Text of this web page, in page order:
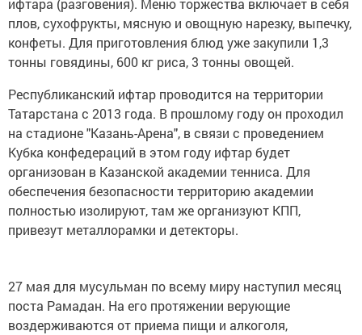
ифтара (разговения). Меню торжества включает в себя
плов, сухофрукты, мясную и овощную нарезку, выпечку,
конфеты. Для приготовления блюд уже закупили 1,3
тонны говядины, 600 кг риса, 3 тонны овощей.
Республиканский ифтар проводится на территории
Татарстана с 2013 года. В прошлому году он проходил
на стадионе "Казань-Арена", в связи с проведением
Кубка конфедераций в этом году ифтар будет
организован в Казанской академии тенниса. Для
обеспечения безопасности территорию академии
полностью изолируют, там же организуют КПП,
привезут металлорамки и детекторы.
27 мая для мусульман по всему миру наступил месяц
поста Рамадан. На его протяжении верующие
воздерживаются от приема пищи и алкоголя,